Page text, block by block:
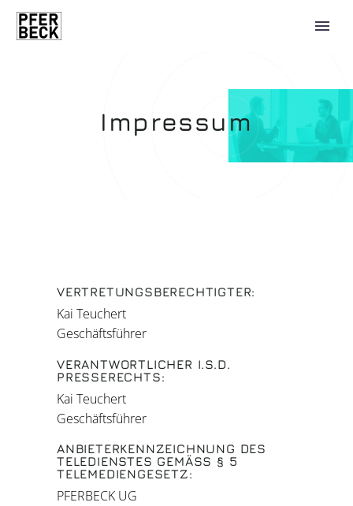
0 Artikel 0,00 €
Impressum
VERTRETUNGSBERECHTIGTER:
Kai Teuchert
Geschäftsführer
VERANTWORTLICHER I.S.D.
PRESSERECHTS:
Kai Teuchert
Geschäftsführer
ANBIETERKENNZEICHNUNG DES
TELEDIENSTES GEMÄSS § 5
TELEMEDIENGESETZ:
PFERBECK UG